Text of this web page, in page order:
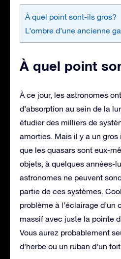
À quel point sont-ils gros?
L’ombre d’une ancienne
À quel point
À ce jour, les astronomes
d’absorption au sein de la
étudier des milliers de
amorties. Mais il y a un
que les quasars sont eux-
objets, à quelques années-
astronomes ne peuvent
partie de ces systèmes.
problème à l’éclairage
massif avec juste la pointe
Vous aurez probablement
d’herbe ou un ruban d’un